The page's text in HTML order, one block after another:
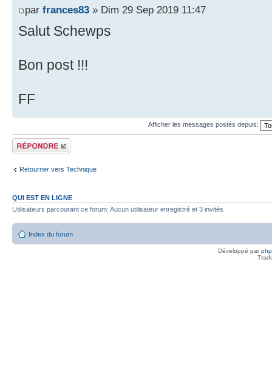
par frances83 » Dim 29 Sep 2019 11:47
Salut Schewps
Bon post !!!
FF
Afficher les messages postés depuis:
Répondre
Retourner vers Technique
QUI EST EN LIGNE
Utilisateurs parcourant ce forum: Aucun utilisateur enregistré et 3 invités
Index du forum
Développé par